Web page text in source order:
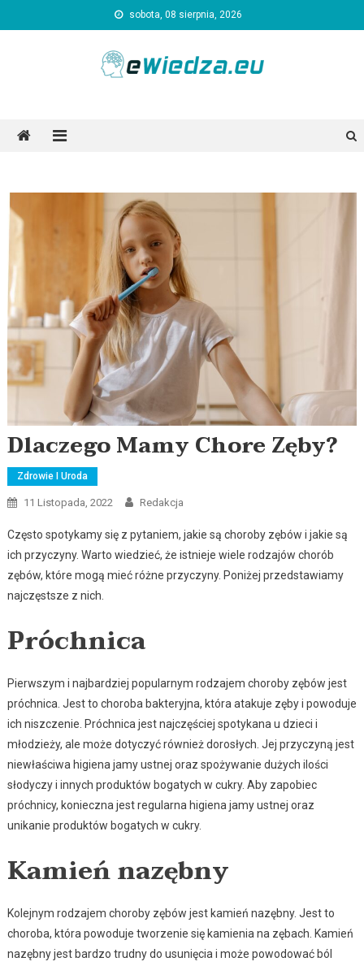
to
sobota, 08 sierpnia, 2026
Dlaczego Mamy Chore Zęby?
Zdrowie I Uroda
11 Listopada, 2022 Redakcja
Często spotykamy się z pytaniem, jakie są choroby zębów i jakie są
ich przyczyny. Warto wiedzieć, że istnieje wiele rodzajów chorób
zębów, które mogą mieć różne przyczyny. Poniżej przedstawiamy
najczęstsze z nich.
Próchnica
Pierwszym i najbardziej popularnym rodzajem choroby zębów jest
próchnica. Jest to choroba bakteryjna, która atakuje zęby i powoduje
ich niszczenie. Próchnica jest najczęściej spotykana u dzieci i
młodzieży, ale może dotyczyć również dorosłych. Jej przyczyną jest
niewłaściwa higiena jamy ustnej oraz spożywanie dużych ilości
słodyczy i innych produktów bogatych w cukry. Aby zapobiec
próchnicy, konieczna jest regularna higiena jamy ustnej oraz
unikanie produktów bogatych w cukry.
Kamień nazębny
Kolejnym rodzajem choroby zębów jest kamień nazębny. Jest to
choroba, która powoduje tworzenie się kamienia na zębach. Kamień
nazębny jest bardzo trudny do usunięcia i może powodować ból